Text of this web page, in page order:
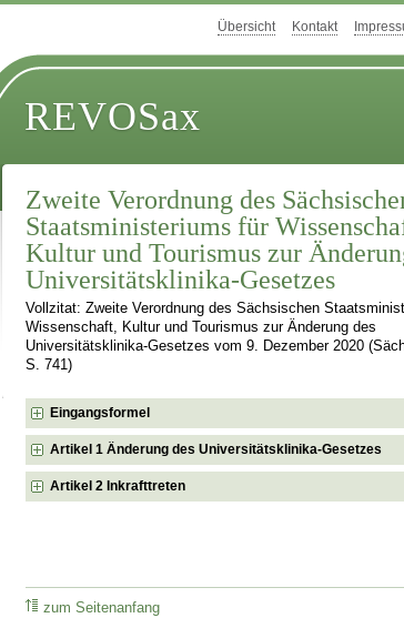
Übersicht Kontakt
REVOSax
Zweite Verordnung des
Staatsministeriums für
Kultur und Tourismus zur
Universitätsklinika-Gesetzes
Vollzitat: Zweite Verordnung des Sächsischen
Wissenschaft, Kultur und Tourismus zur Änderung des
Universitätsklinika-Gesetzes vom 9. Dezember 2020
S. 741)
Eingangsformel
Artikel 1 Änderung des Universitätsklinika-Gesetzes
Artikel 2 Inkrafttreten
zum Seitenanfang